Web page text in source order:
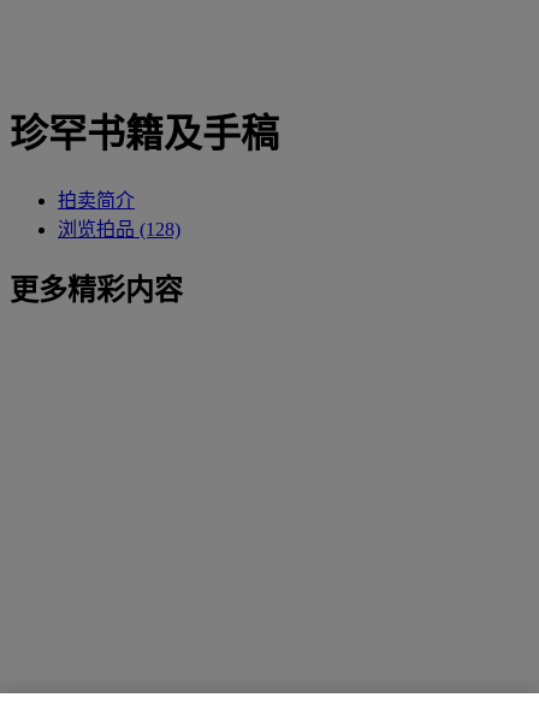
珍罕书籍及手稿
拍卖简介
浏览拍品 (128)
更多精彩内容